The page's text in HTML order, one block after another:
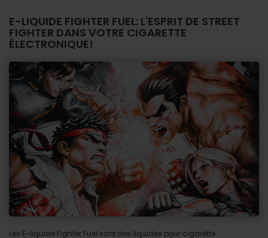
E-LIQUIDE FIGHTER FUEL: L'ESPRIT DE STREET
FIGHTER DANS VOTRE CIGARETTE
ÉLECTRONIQUE!
Les E-liquide Fighter Fuel sont des liquides pour cigarette